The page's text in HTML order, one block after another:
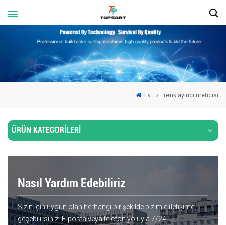
Ev renk ayırıcı üreticisi
ÜRÜN KATEGORİLERİ
Nasıl Yardım Edebiliriz
Sizin için uygun olan herhangi bir şekilde bizimle iletişime
geçebilirsiniz. E-posta veya telefon yoluyla 7/24